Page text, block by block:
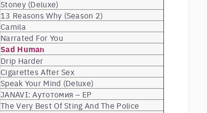
Stoney (Deluxe)
13 Reasons Why (Season 2)
Camila
Narrated For You
Sad Human
Drip Harder
Cigarettes After Sex
Speak Your Mind (Deluxe)
JANAVI: Аутотомия – EP
The Very Best Of Sting And The Police